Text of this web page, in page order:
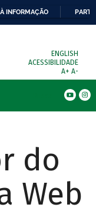
INFORMAÇÃO
ENGLISH
ACESSIBILIDADE
A+ A-
do
Web